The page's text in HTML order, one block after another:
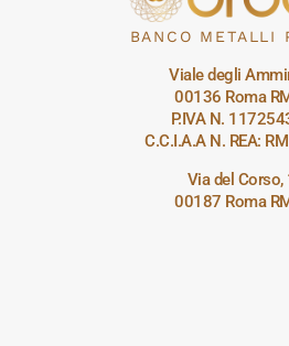
BANCO METALLI
Viale degli
00136 Roma
P.IVA N.
C.C.I.A.A N. REA:
Via del Corso,
00187 Roma